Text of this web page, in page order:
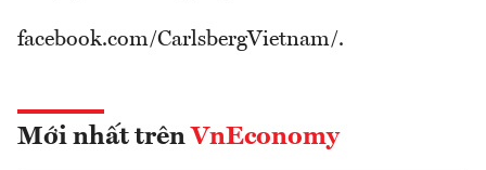
facebook.com/CarlsbergVietnam/.
Mới nhất trên VnEconomy